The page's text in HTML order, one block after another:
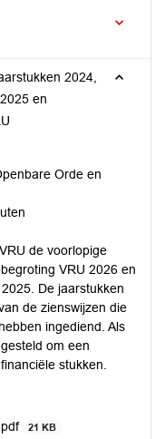
2024,
en
Orde en
de voorlopige
VRU 2026 en
De jaarstukken
de zienswijzen die
ingediend. Als
om een
stukken.
21 KB